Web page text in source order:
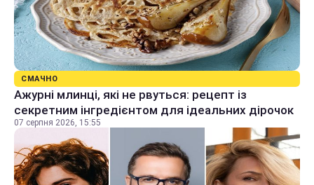
СМАЧНО
Ажурні млинці, які не рвуться: рецепт із
секретним інгредієнтом для ідеальних дірочок
07 серпня 2026, 15:55